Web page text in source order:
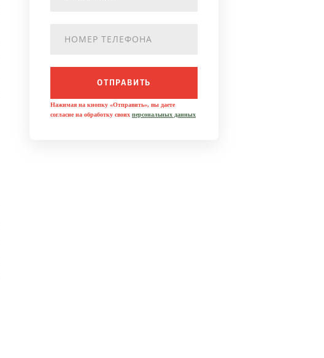
ОТПРАВИТЬ
Нажимая на кнопку «Отправить», вы даете
согласие на обработку своих персональных данных